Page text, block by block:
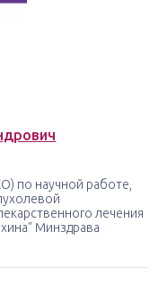
по научной работе,
лечения
Минздрава